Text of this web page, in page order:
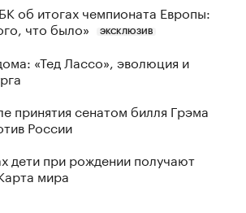
об итогах чемпионата Европы:
что было»
ЭКСКЛЮЗИВ
«Тед Лассо», эволюция и
принятия сенатом билля Грэма
России
дети при рождении получают
мира